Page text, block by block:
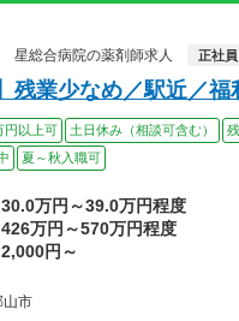
星総合病院の薬剤師求人
正社員
残業少なめ／駅近／
円以上可 土日休み（相談可含む）
夏～秋入職可
30.0万円～39.0万円程度
426万円～570万円程度
2,000円～
山市